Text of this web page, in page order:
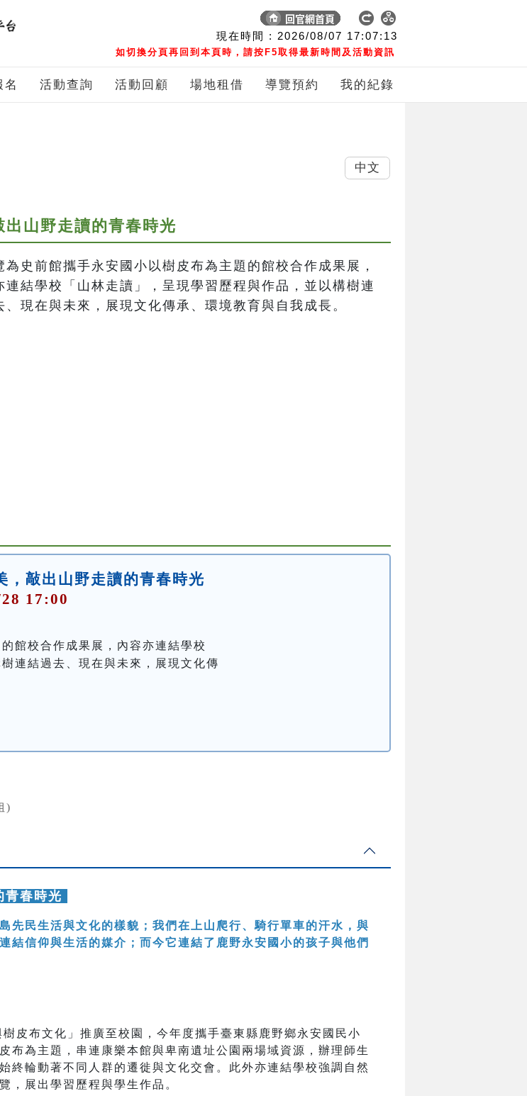
現在時間 : 2026/08/07 17:07:14
如切換分頁再回到本頁時，請按F5取得最新時間及活動資訊
名 活動查詢 活動回顧 場地租借 導覽預約 我的紀錄
出山野走讀的青春時光
為史前館攜手永安國小以樹皮布為主題的館校合作成果展，
連結學校「山林走讀」，呈現學習歷程與作品，並以構樹連
、現在與未來，展現文化傳承、環境教育與自我成長。
，敲出山野走讀的青春時光
17:00
館校合作成果展，內容亦連結學校
連結過去、現在與未來，展現文化傳
)
青春時光
先民生活與文化的樣貌；我們在上山爬行、騎行單車的汗水，與
結信仰與生活的媒介；而今它連結了鹿野永安國小的孩子與他們
布文化」推廣至校園，今年度攜手臺東縣鹿野鄉永安國民小
布為主題，串連康樂本館與卑南遺址公園兩場域資源，辦理師生
終輪動著不同人群的遷徙與文化交會。此外亦連結學校強調自然
，展出學習歷程與學生作品。